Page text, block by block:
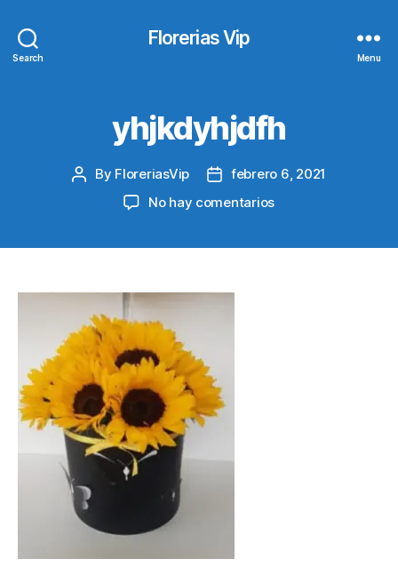
Search
Florerias Vip
Menu
yhjkdyhjdfh
Post
By FloreriasVip
Post
date
febrero 6, 2021
No hay comentariosen